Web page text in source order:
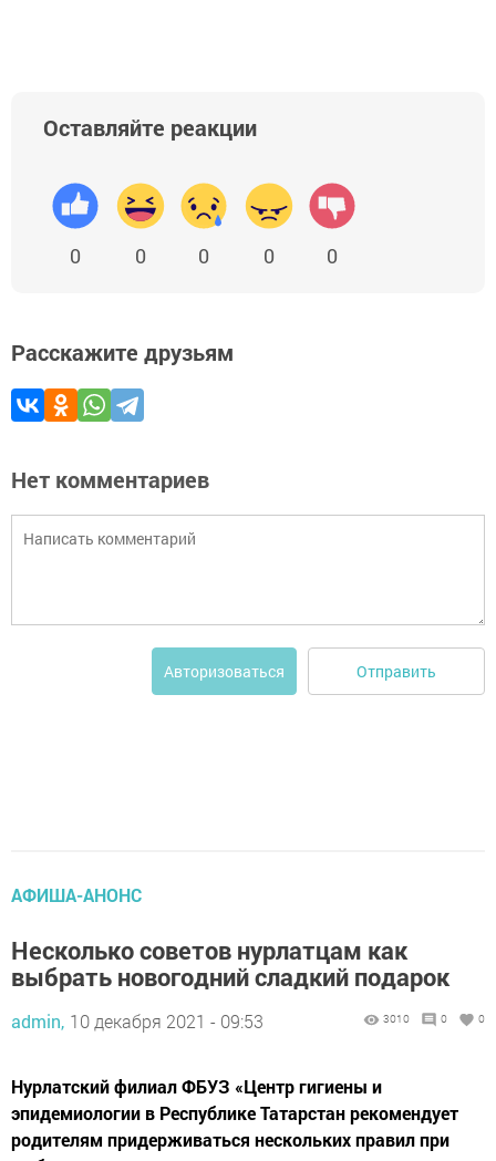
Оставляйте реакции
0 0 0 0 0
Расскажите друзьям
Нет комментариев
Авторизоваться Отправить
АФИША-АНОНС
Несколько советов нурлатцам как
выбрать новогодний сладкий подарок
admin, 10 декабря 2021 - 09:53 3010 0 0
Нурлатский филиал ФБУЗ «Центр гигиены и
эпидемиологии в Республике Татарстан рекомендует
родителям придерживаться нескольких правил при